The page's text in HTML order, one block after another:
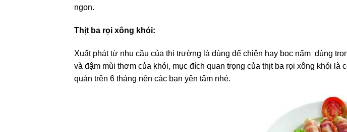
ngon.
Thịt ba rọi xông khói:
Xuất phát từ nhu cầu của thị trường là dùng để chiên hay bọc nấm dùng
và đậm mùi thơm của khói, mục đích quan trọng của thịt ba rọi xông khói
quản trên 6 tháng nên các bạn yên tâm nhé.